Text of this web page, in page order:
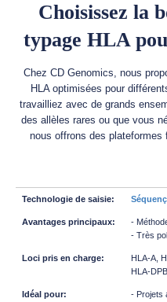
Choisissez la
typage HLA
Chez CD Genomics, nous
HLA optimisées pour
travailliez avec de grands
des allèles rares ou que vous
nous offrons des plateformes
-
- Très
HLA-A,
HLA-
- Projets